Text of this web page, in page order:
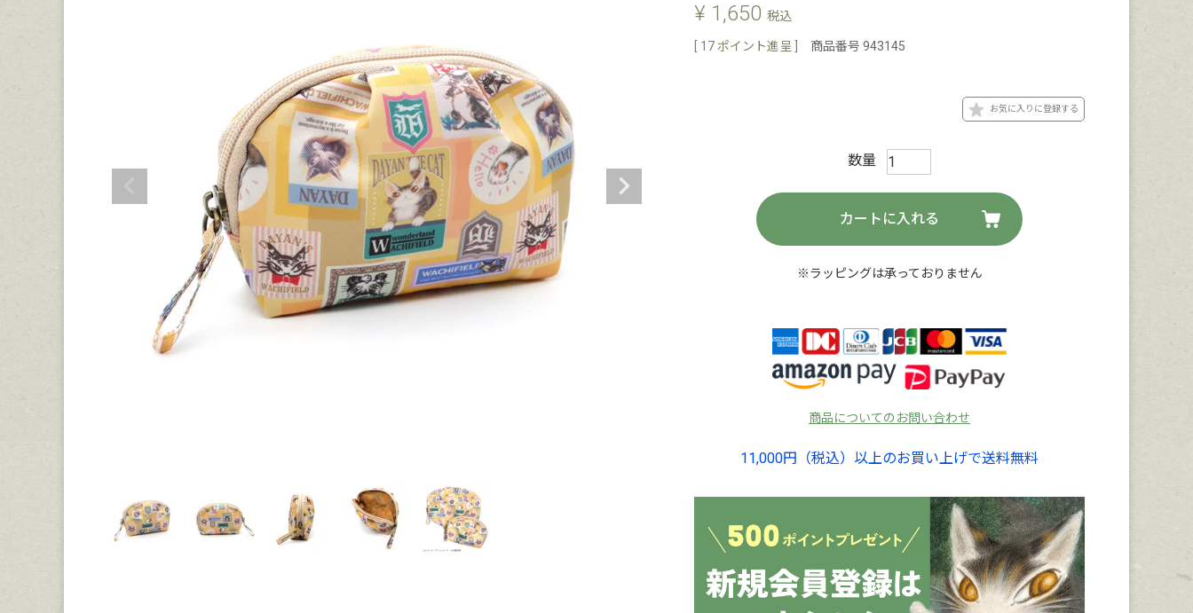
¥ 1,650 税込
17ポイント進呈 ] 商品番号 943145
お気に入りに登録する
カートに入れる
※ラッピングは承っておりません
商品についてのお問い合わせ
11,000円（税込）以上のお買い上げで送料無料